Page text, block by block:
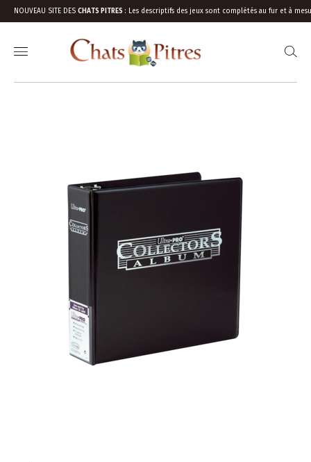
NOUVEAU SITE DES CHATS PITRES : Les descriptifs des jeux sont complétés au fur et à